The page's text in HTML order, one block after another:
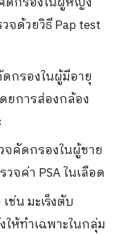
จด้วยวิธี Pap test
ดกรองในผู้มีอายุ
ยการส่องกล้อง
จคัดกรองในผู้ชาย
จค่า PSA ในเลือด
ช่น มะเร็งตับ
ห้ทำเฉพาะในกลุ่ม